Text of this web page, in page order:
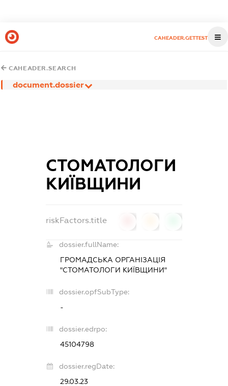
CAHEADER.GETTEST
CAHEADER.SEARCH
document.dossier
СТОМАТОЛОГИ
КИЇВЩИНИ
riskFactors.title
dossier.fullName:
ГРОМАДСЬКА ОРГАНІЗАЦІЯ
"СТОМАТОЛОГИ КИЇВЩИНИ"
dossier.opfSubType:
-
dossier.edrpo:
45104798
dossier.regDate:
29.03.23